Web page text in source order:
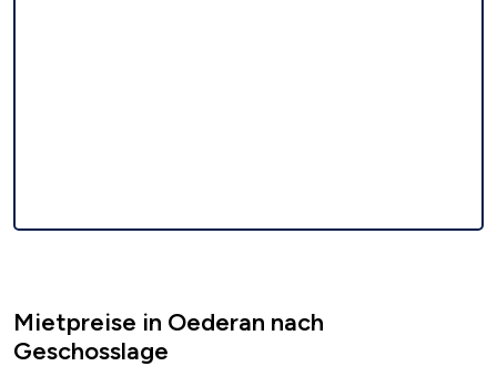
Mietpreise in Oederan nach
Geschosslage